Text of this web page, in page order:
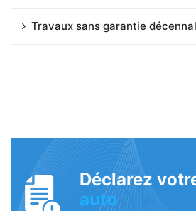
Travaux sans garantie
Déclarez
auto